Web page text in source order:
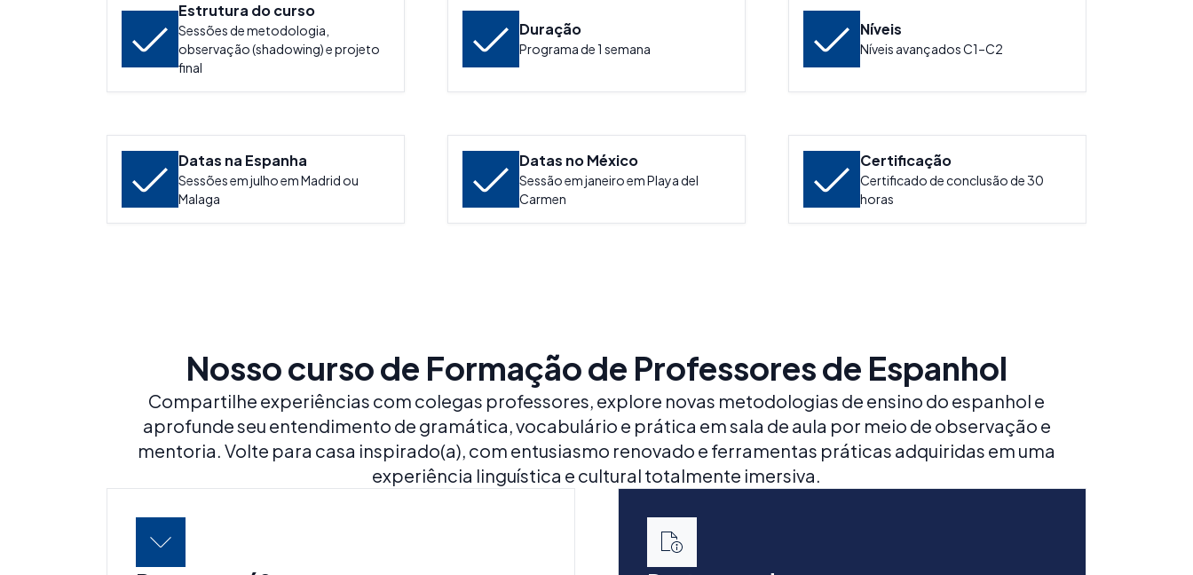
Estrutura do curso
Sessões de metodologia,
observação (shadowing) e projeto
final
Duração
Programa de 1 semana
Níveis
Níveis avançados C1–C2
Datas na Espanha
Sessões em julho em Madrid ou
Malaga
Datas no México
Sessão em janeiro em Playa del
Carmen
Certificação
Certificado de conclusão de 30
horas
Nosso curso de Formação de Professores de Espanhol
Compartilhe experiências com colegas professores, explore novas metodologias de ensino do espanhol e
aprofunde seu entendimento de gramática, vocabulário e prática em sala de aula por meio de observação e
mentoria. Volte para casa inspirado(a), com entusiasmo renovado e ferramentas práticas adquiridas em uma
experiência linguística e cultural totalmente imersiva.